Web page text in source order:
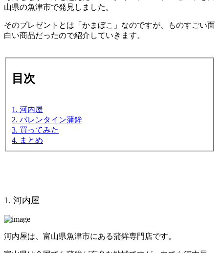
山県の魚津市で発見しました。
そのプレゼントとは「かまぼこ」なのですが、ものすごい面
白い商品だったので紹介していきます。
目次
1. 河内屋
2. バレンタイン蒲鉾
3. 買ってみた
4. まとめ
1. 河内屋
河内屋は、富山県魚津市にある蒲鉾専門店です。